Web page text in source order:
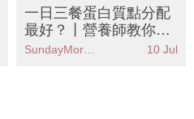
一日三餐蛋白質點分配
最好？丨營養師教你黃
金比例食法 8款高蛋白
10 Jul